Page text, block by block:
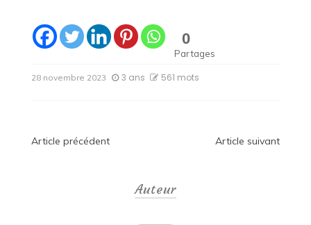
0
Partages
28 novembre 2023 3 ans 561 mots
Navigation
Article précédent Article suivant
Auteur